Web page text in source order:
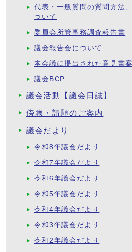
代表・一般質問の質問方法
ついて
委員会所管事務調査報告書
議会報告会について
本会議に提出された意見書案
議会BCP
議会活動【議会日誌】
傍聴・請願のご案内
議会だより
令和8年議会だより
令和7年議会だより
令和6年議会だより
令和5年議会だより
令和4年議会だより
令和3年議会だより
令和2年議会だより